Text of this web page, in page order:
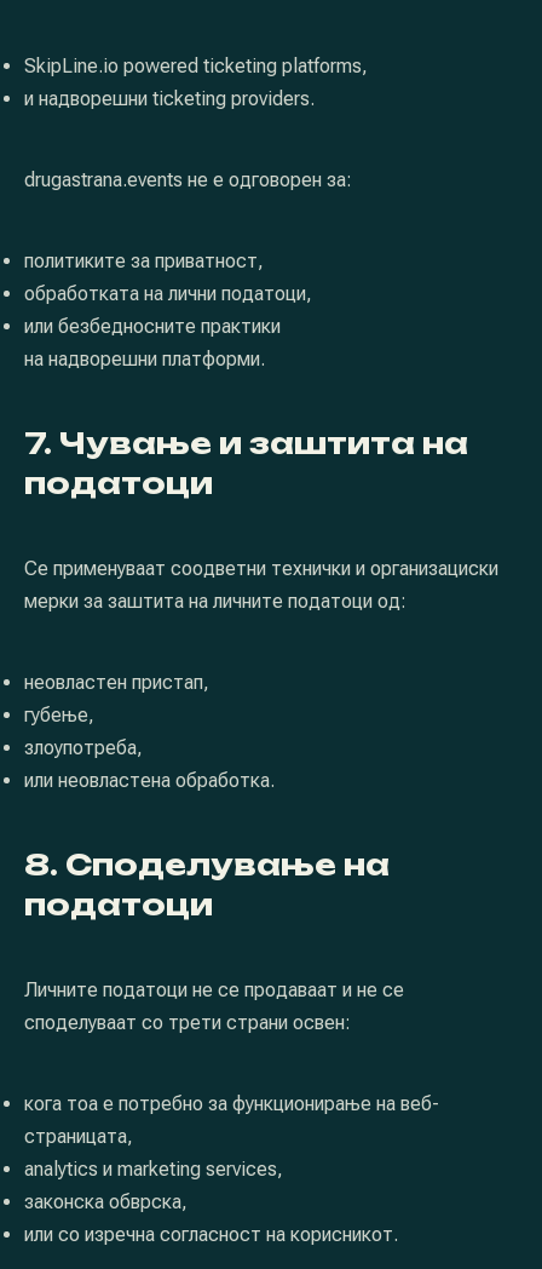
SkipLine.io powered ticketing platforms,
и надворешни ticketing providers.
drugastrana.events не е одговорен за:
политиките за приватност,
обработката на лични податоци,
или безбедносните практики
на надворешни платформи.
7. Чување и заштита на
податоци
Се применуваат соодветни технички и организациски
мерки за заштита на личните податоци од:
неовластен пристап,
губење,
злоупотреба,
или неовластена обработка.
8. Споделување на
податоци
Личните податоци не се продаваат и не се
споделуваат со трети страни освен:
кога тоа е потребно за функционирање на веб-
страницата,
analytics и marketing services,
законска обврска,
или со изречна согласност на корисникот.